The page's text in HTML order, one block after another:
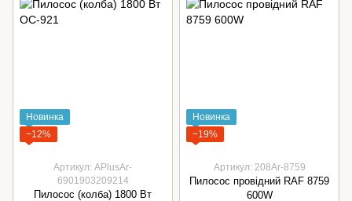
Новинка
−12%
Артикул: APlusAr-
6901903209214
Пилосос (колба) 1800 Вт
Новинка
−19%
Артикул: 208Ar-8759
Пилосос провідний RAF 8759
600W